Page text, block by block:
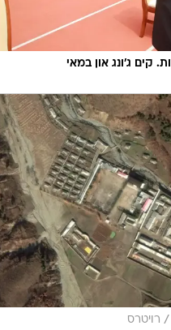
קים ג'ונג און במאי
/ רויטרס